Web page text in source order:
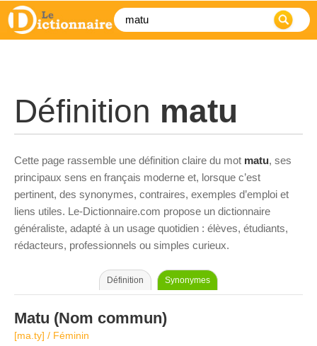
Définition matu
Cette page rassemble une définition claire du mot matu, ses
principaux sens en français moderne et, lorsque c’est
pertinent, des synonymes, contraires, exemples d’emploi et
liens utiles. Le-Dictionnaire.com propose un dictionnaire
généraliste, adapté à un usage quotidien : élèves, étudiants,
rédacteurs, professionnels ou simples curieux.
Définition Synonymes
Matu (Nom commun)
[ma.ty] / Féminin